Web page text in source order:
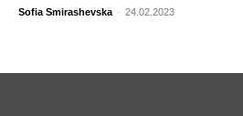
Sofia Smirashevska - 24.02.2023